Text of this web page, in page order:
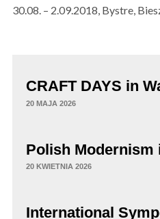
30.08. – 2.09.2018, Bystre,
CRAFT DAYS in
20 MAJA 2026
Polish Modernism
20 KWIETNIA 2026
International